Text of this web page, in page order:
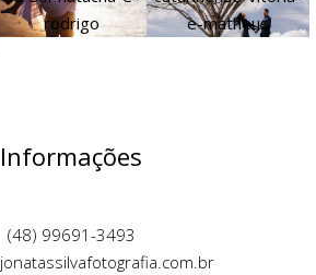
Informações
(48) 99691-3493